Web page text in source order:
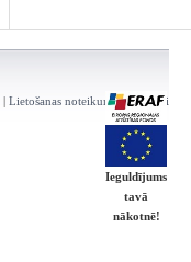
| Lietošanas noteikumi | Kontakti
Ieguldījums
tavā
nākotnē!